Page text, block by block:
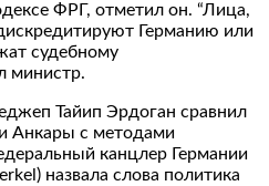
ФРГ, отметил он. “Лица,
Германию или
судебному
министр.
Тайип Эрдоган сравнил
Анкары с методами
канцлер Германии
назвала слова политика